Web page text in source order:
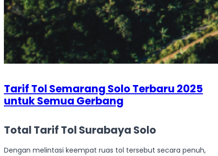
Tarif Tol Semarang Solo Terbaru 2025
untuk Semua Gerbang
Total Tarif Tol Surabaya Solo
Dengan melintasi keempat ruas tol tersebut secara penuh,